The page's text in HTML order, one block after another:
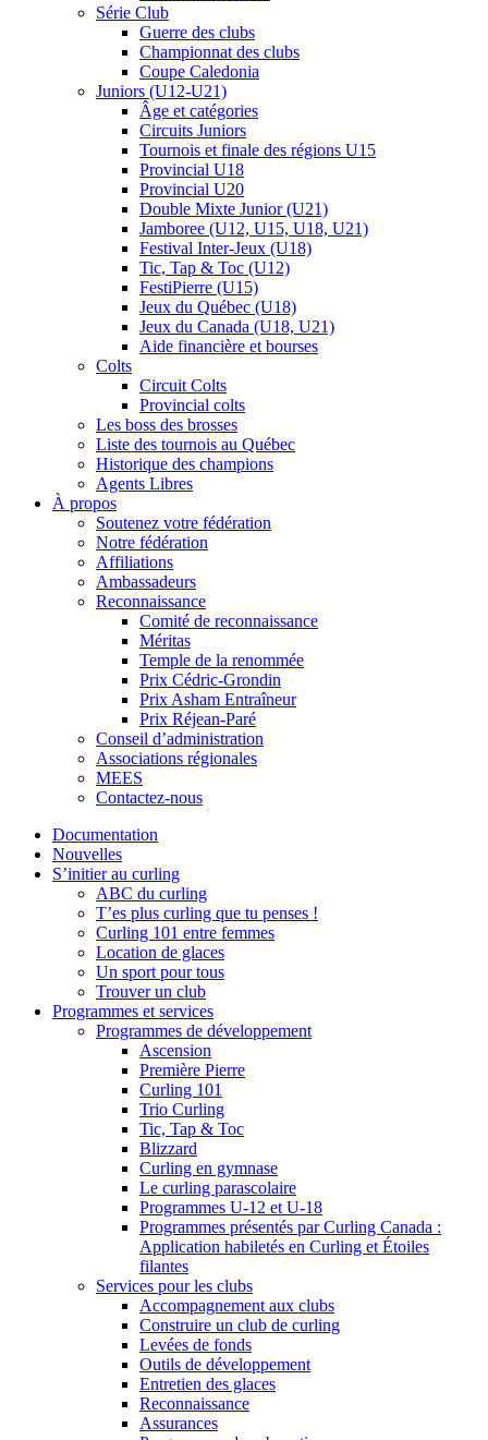
Série Club
Guerre des clubs
Championnat des clubs
Coupe Caledonia
Juniors (U12-U21)
Âge et catégories
Circuits Juniors
Tournois et finale des régions U15
Provincial U18
Provincial U20
Double Mixte Junior (U21)
Jamboree (U12, U15, U18, U21)
Festival Inter-Jeux (U18)
Tic, Tap & Toc (U12)
FestiPierre (U15)
Jeux du Québec (U18)
Jeux du Canada (U18, U21)
Aide financière et bourses
Colts
Circuit Colts
Provincial colts
Les boss des brosses
Liste des tournois au Québec
Historique des champions
Agents Libres
À propos
Soutenez votre fédération
Notre fédération
Affiliations
Ambassadeurs
Reconnaissance
Comité de reconnaissance
Méritas
Temple de la renommée
Prix Cédric-Grondin
Prix Asham Entraîneur
Prix Réjean-Paré
Conseil d’administration
Associations régionales
MEES
Contactez-nous
Documentation
Nouvelles
S’initier au curling
ABC du curling
T’es plus curling que tu penses !
Curling 101 entre femmes
Location de glaces
Un sport pour tous
Trouver un club
Programmes et services
Programmes de développement
Ascension
Première Pierre
Curling 101
Trio Curling
Tic, Tap & Toc
Blizzard
Curling en gymnase
Le curling parascolaire
Programmes U-12 et U-18
Programmes présentés par Curling Canada :
Application habiletés en Curling et Étoiles
filantes
Services pour les clubs
Accompagnement aux clubs
Construire un club de curling
Levées de fonds
Outils de développement
Entretien des glaces
Reconnaissance
Assurances